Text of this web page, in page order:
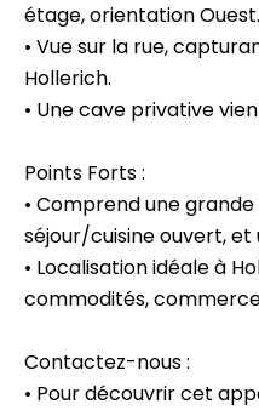
étage, orientation Ouest.
• Vue sur la rue,
Hollerich.
• Une cave privative
Points Forts :
• Comprend une
séjour/cuisine ouvert, et
• Localisation idéale à
commodités,
Contactez-nous :
• Pour découvrir cet